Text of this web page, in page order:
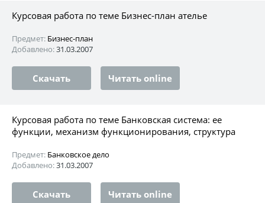
Курсовая работа по теме Бизнес-план ателье
Предмет: Бизнес-план
Добавлено:31.03.2007
Скачать Читать online
Курсовая работа по теме Банковская система: ее
функции, механизм функционирования, структура
Предмет: Банковское дело
Добавлено:31.03.2007
Скачать Читать online